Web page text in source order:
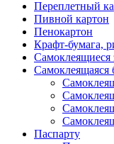
Переплетный
Пивной картон
Пенокартон
Крафт-бумага,
Самоклеящиеся
Самоклеящаяся
Паспарту